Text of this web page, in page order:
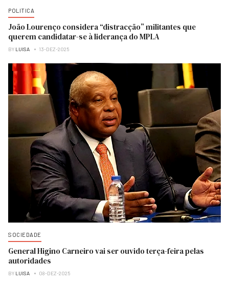
POLITICA
João Lourenço considera “distracção” militantes que
querem candidatar-se à liderança do MPLA
BY LUISA 13-DEZ-2025
SOCIEDADE
General Higino Carneiro vai ser ouvido terça-feira pelas
autoridades
BY LUISA 08-DEZ-2025